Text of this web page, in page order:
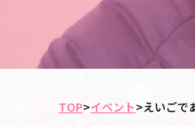
TOP>イベント>えいごで